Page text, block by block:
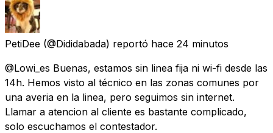
PetiDee (@Dididabada) reportó hace 24 minutos
@Lowi_es Buenas, estamos sin linea fija ni wi-fi desde las
14h. Hemos visto al técnico en las zonas comunes por
una averia en la linea, pero seguimos sin internet.
Llamar a atencion al cliente es bastante complicado,
solo escuchamos el contestador.